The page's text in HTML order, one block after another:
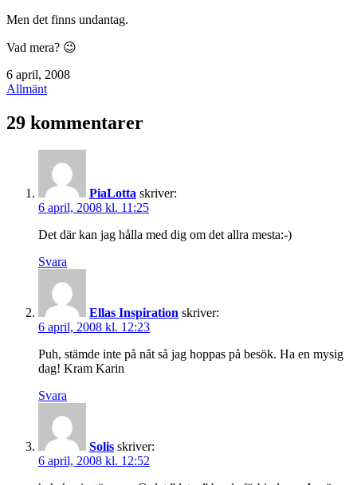
Men det finns undantag.
Vad mera? 😉
Publicerat
den
6 april, 2008
Kategoriserat
Allmänt
29 kommentarer
PiaLotta skriver:
6 april, 2008 kl. 11:25
Det där kan jag hålla med dig om det allra mesta:-)
Svara
Ellas Inspiration skriver:
6 april, 2008 kl. 12:23
Puh, stämde inte på nåt så jag hoppas på besök. Ha en mysig
dag! Kram Karin
Svara
Solis skriver:
6 april, 2008 kl. 12:52